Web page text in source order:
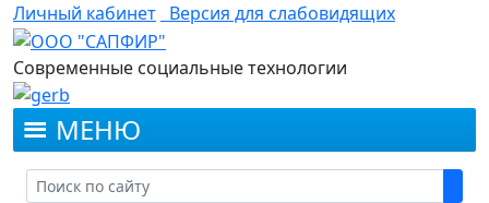
Личный кабинет Версия для слабовидящих
Современные социальные технологии
МЕНЮ